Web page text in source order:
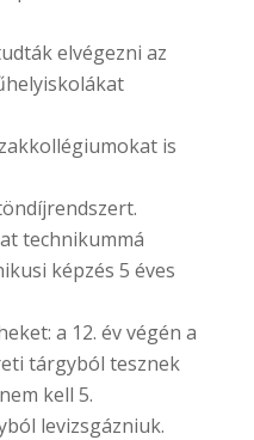
elvégezni az
is
technikummá
képzés 5 éves
a 12. év végén a
tárgyból tesznek
kell 5.
levizsgázniuk.